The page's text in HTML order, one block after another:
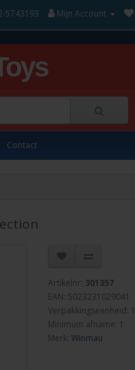
5743193 Mijn Account
Contact
Artikelnr: 301357
EAN: 5023231029041
Verpakkingseenheid: 1
Minimum afname: 1
Merk:Winmau